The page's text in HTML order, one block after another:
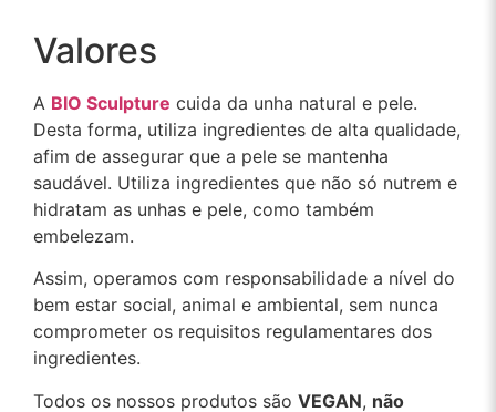
Valores
A BIO Sculpture cuida da unha natural e pele.
Desta forma, utiliza ingredientes de alta qualidade,
afim de assegurar que a pele se mantenha
saudável. Utiliza ingredientes que não só nutrem e
hidratam as unhas e pele, como também
embelezam.
Assim, operamos com responsabilidade a nível do
bem estar social, animal e ambiental, sem nunca
comprometer os requisitos regulamentares dos
ingredientes.
Todos os nossos produtos são VEGAN, não